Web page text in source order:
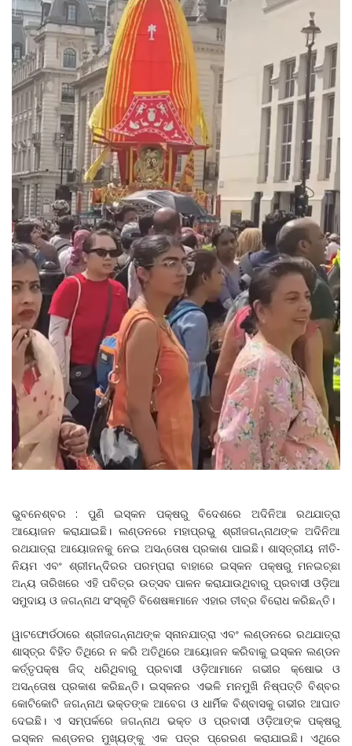
ଭୁବନେଶ୍ବର : ପୁଣି ଇସ୍କନ ପକ୍ଷରୁ ବିଦେଶରେ ଅଦିନିଆ ରଥଯାତ୍ରା
ଆୟୋଜନ କରାଯାଇଛି। ଲଣ୍ଡନରେ ମହାପ୍ରଭୁ ଶ୍ରୀଜଗନ୍ନାଥଙ୍କ ଅଦିନିଆ
ରଥଯାତ୍ରା ଆୟୋଜନକୁ ନେଇ ଅସନ୍ତୋଷ ପ୍ରକାଶ ପାଇଛି। ଶାସ୍ତ୍ରୀୟ ନୀତି-
ନିୟମ ଏବଂ ଶ୍ରୀମନ୍ଦିରର ପରମ୍ପରା ବାହାରେ ଇସ୍କନ ପକ୍ଷରୁ ମନଇଚ୍ଛା
ଅନ୍ୟ ତାରିଖରେ ଏହି ପବିତ୍ର ଉତ୍ସବ ପାଳନ କରାଯାଉଥିବାରୁ ପ୍ରବାସୀ ଓଡ଼ିଆ
ସମୁଦାୟ ଓ ଜଗନ୍ନାଥ ସଂସ୍କୃତି ବିଶେଷଜ୍ଞମାନେ ଏହାର ତୀବ୍ର ବିରୋଧ କରିଛନ୍ତି।
ୱାଟଫୋର୍ଡଠାରେ ଶ୍ରୀଜଗନ୍ନାଥଙ୍କ ସ୍ନାନଯାତ୍ରା ଏବଂ ଲଣ୍ଡନରେ ରଥଯାତ୍ରା
ଶାସ୍ତ୍ର ବିହିତ ତିଥିରେ ନ କରି ଅତିଥିରେ ଆୟୋଜନ କରିବାକୁ ଇସ୍କନ ଲଣ୍ଡନ
କର୍ତ୍ତୃପକ୍ଷ ଜିଦ୍ ଧରିଥିବାରୁ ପ୍ରବାସୀ ଓଡ଼ିଆମାନେ ଗଭୀର କ୍ଷୋଭ ଓ
ଅସନ୍ତୋଷ ପ୍ରକାଶ କରିଛନ୍ତି। ଇସ୍କନର ଏଭଳି ମନମୁଖି ନିଷ୍ପତ୍ତି ବିଶ୍ବର
କୋଟିକୋଟି ଜଗନ୍ନାଥ ଭକ୍ତଙ୍କ ଆବେଗ ଓ ଧାର୍ମିକ ବିଶ୍ବାସକୁ ଗଭୀର ଆଘାତ
ଦେଇଛି। ଏ ସମ୍ପର୍କରେ ଜଗନ୍ନାଥ ଭକ୍ତ ଓ ପ୍ରବାସୀ ଓଡ଼ିଆଙ୍କ ପକ୍ଷରୁ
ଇସ୍କନ ଲଣ୍ଡନର ମୁଖ୍ୟଙ୍କୁ ଏକ ପତ୍ର ପ୍ରେରଣ କରାଯାଇଛି। ଏଥିରେ